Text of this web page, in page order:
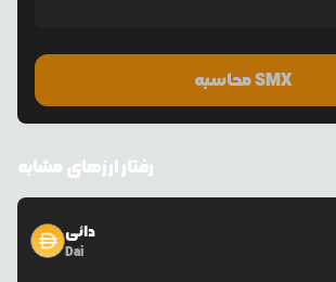
محاسبه SMX
رفتار ارزهای مشابه
دائی
Dai